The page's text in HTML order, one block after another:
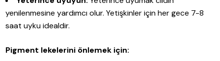
yenilenmesine yardımcı olur. Yetişkinler için her gece 7-8
saat uyku idealdir.
Pigment lekelerini önlemek için: